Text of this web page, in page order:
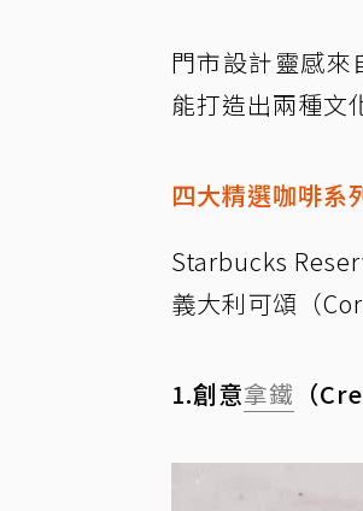
門市設計靈感
能打造出兩種文
四大精選咖啡系
Starbucks
義大利可頌（
1.創意拿鐵 （